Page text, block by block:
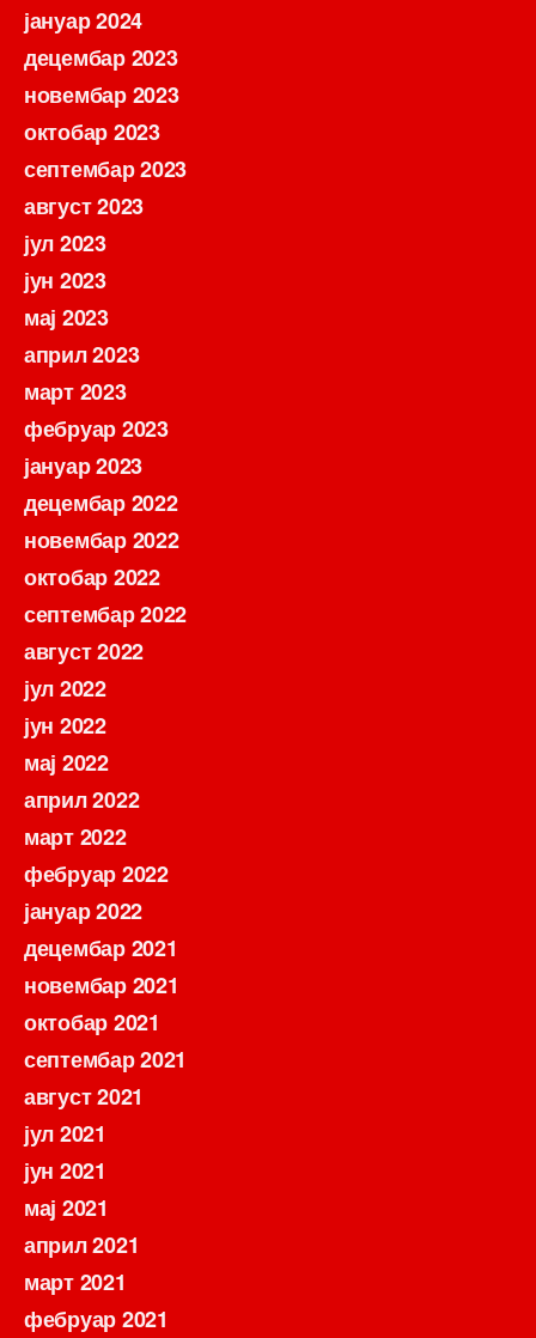
јануар 2024
децембар 2023
новембар 2023
октобар 2023
септембар 2023
август 2023
јул 2023
јун 2023
мај 2023
април 2023
март 2023
фебруар 2023
јануар 2023
децембар 2022
новембар 2022
октобар 2022
септембар 2022
август 2022
јул 2022
јун 2022
мај 2022
април 2022
март 2022
фебруар 2022
јануар 2022
децембар 2021
новембар 2021
октобар 2021
септембар 2021
август 2021
јул 2021
јун 2021
мај 2021
април 2021
март 2021
фебруар 2021